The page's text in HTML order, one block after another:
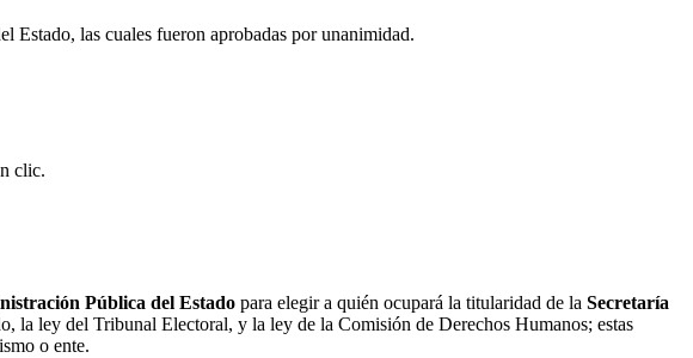
Estado, las cuales fueron aprobadas por unanimidad.
clic.
Pública del Estado para elegir a quién ocupará la titularidad de la Secretaría
la ley del Tribunal Electoral, y la ley de la Comisión de Derechos Humanos; estas
o ente.